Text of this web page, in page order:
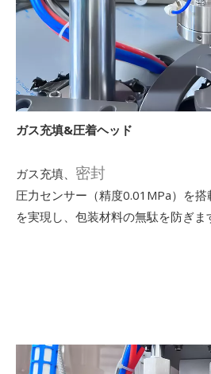
ガス充填&圧着ヘッド
ガス充填、 密封
圧力センサー（精度0.01MPa）を
を実現し、包装材料の無駄を防ぎま